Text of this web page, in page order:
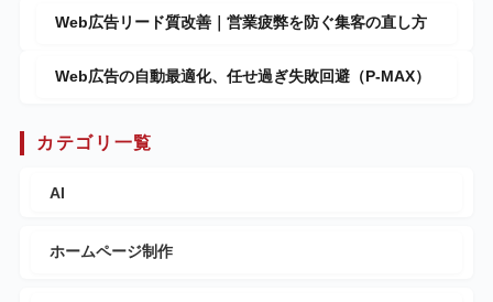
Web広告リード質改善｜営業疲弊を防ぐ集客の直し方
Web広告の自動最適化、任せ過ぎ失敗回避（P-MAX）
カテゴリ一覧
AI
ホームページ制作